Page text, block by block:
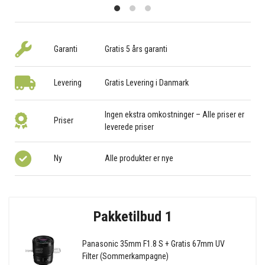
Garanti Gratis 5 års garanti
Levering Gratis Levering i Danmark
Priser
Ingen ekstra omkostninger – Alle priser er
leverede priser
Ny Alle produkter er nye
Pakketilbud 1
Panasonic 35mm F1.8 S + Gratis 67mm UV
Filter (Sommerkampagne)